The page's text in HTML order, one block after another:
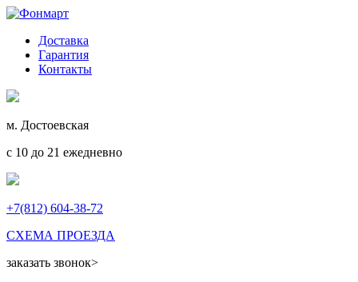
Доставка
Гарантия
Контакты
м. Достоевская
с 10 до 21 ежедневно
+7(812) 604-38-72
СХЕМА ПРОЕЗДА
заказать звонок>